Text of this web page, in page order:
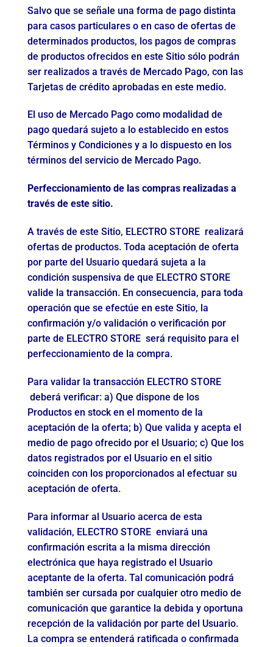
Salvo que se señale una forma de pago distinta
para casos particulares o en caso de ofertas de
determinados productos, los pagos de compras
de productos ofrecidos en este Sitio sólo podrán
ser realizados a través de Mercado Pago, con las
Tarjetas de crédito aprobadas en este medio.
El uso de Mercado Pago como modalidad de
pago quedará sujeto a lo establecido en estos
Términos y Condiciones y a lo dispuesto en los
términos del servicio de Mercado Pago.
Perfeccionamiento de las compras realizadas a
través de este sitio.
A través de este Sitio, ELECTRO STORE realizará
ofertas de productos. Toda aceptación de oferta
por parte del Usuario quedará sujeta a la
condición suspensiva de que ELECTRO STORE
valide la transacción. En consecuencia, para toda
operación que se efectúe en este Sitio, la
confirmación y/o validación o verificación por
parte de ELECTRO STORE será requisito para el
perfeccionamiento de la compra.
Para validar la transacción ELECTRO STORE
deberá verificar: a) Que dispone de los
Productos en stock en el momento de la
aceptación de la oferta; b) Que valida y acepta el
medio de pago ofrecido por el Usuario; c) Que los
datos registrados por el Usuario en el sitio
coinciden con los proporcionados al efectuar su
aceptación de oferta.
Para informar al Usuario acerca de esta
validación, ELECTRO STORE enviará una
confirmación escrita a la misma dirección
electrónica que haya registrado el Usuario
aceptante de la oferta. Tal comunicación podrá
también ser cursada por cualquier otro medio de
comunicación que garantice la debida y oportuna
recepción de la validación por parte del Usuario.
La compra se entenderá ratificada o confirmada